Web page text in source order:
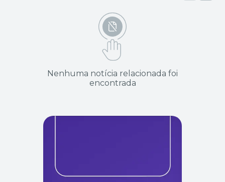
Nenhuma notícia relacionada foi
encontrada